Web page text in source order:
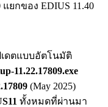
แยกของ EDIUS 11.40
เดตแบบอัตโนมัติ
11.22.17809.exe
(May 2025)
ทั้งหมดที่ผ่านมา